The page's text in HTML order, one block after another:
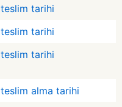
teslim tarihi
teslim tarihi
teslim tarihi
teslim alma tarihi